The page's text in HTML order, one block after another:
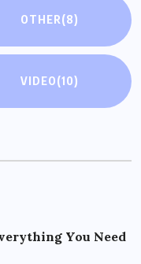
OTHER(8)
VIDEO(10)
You Need